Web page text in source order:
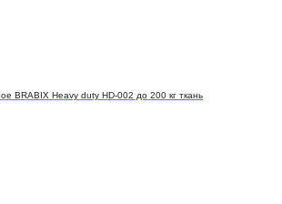
BRABIX Heavy duty HD-002 до 200 кг ткань